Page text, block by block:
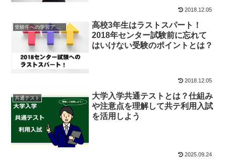
2018.12.05
受験生への学習アドバイス
高校3年生はラストスパート！
2018年センター試験前に忘れて
はいけない受験のポイントとは？
2018.12.05
共通テスト
大学入学共通テストとは？仕組み
や注意点を理解して共テ利用入試
を活用しよう
2025.09.24